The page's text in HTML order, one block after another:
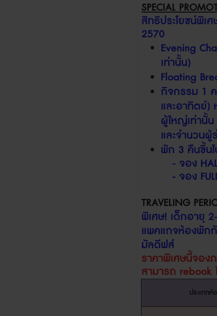
SPECIAL
สิทธิประโยชน์พิ
2570
Evening
เท่านั้น)
Floating
กิจกรรม 1
และอาทิตย์)
ผู้ใหญ่เท่านั้น
และจำนวน
พัก 3 คืนขึ้น
- จอง
- จอง
TRAVELING
พิเศษ! เด็กอายุ
แพคแกจห้องพั
มัลดีฟส์
ราคาพิเศษนี้จอง
สามารถ rebook
ประเภทห้